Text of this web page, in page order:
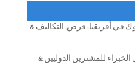
في أفريقيا: فرص, التكاليف &
كينيا 2026: دليل الخبراء للمشترين الدوليين &